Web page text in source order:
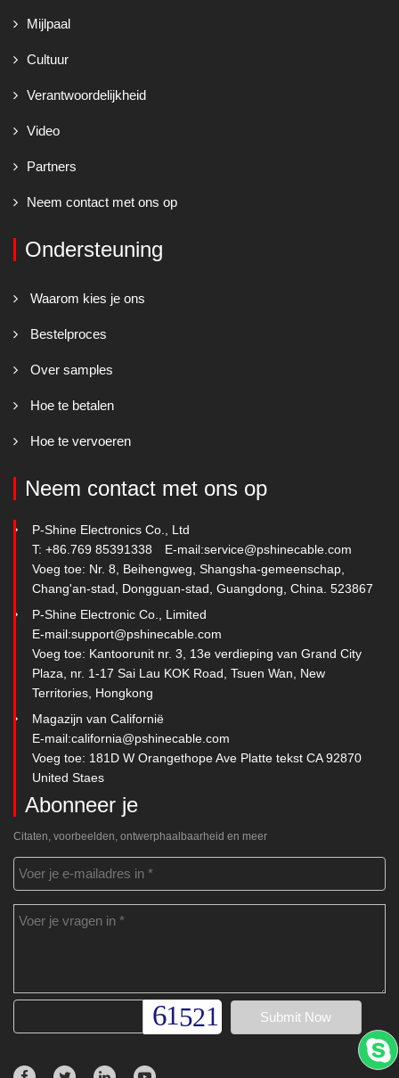
Mijlpaal
Cultuur
Verantwoordelijkheid
Video
Partners
Neem contact met ons op
Ondersteuning
Waarom kies je ons
Bestelproces
Over samples
Hoe te betalen
Hoe te vervoeren
Neem contact met ons op
P-Shine Electronics Co., Ltd
T: +86.769 85391338
E-mail:service@pshinecable.com
Voeg toe: Nr. 8, Beihengweg, Shangsha-gemeenschap,
Chang'an-stad, Dongguan-stad, Guangdong, China. 523867
P-Shine Electronic Co., Limited
E-mail:support@pshinecable.com
Voeg toe: Kantoorunit nr. 3, 13e verdieping van Grand City
Plaza, nr. 1-17 Sai Lau KOK Road, Tsuen Wan, New
Territories, Hongkong
Magazijn van Californië
E-mail:california@pshinecable.com
Voeg toe: 181D W Orangethope Ave Platte tekst CA 92870
United Staes
Abonneer je
Citaten, voorbeelden, ontwerphaalbaarheid en meer